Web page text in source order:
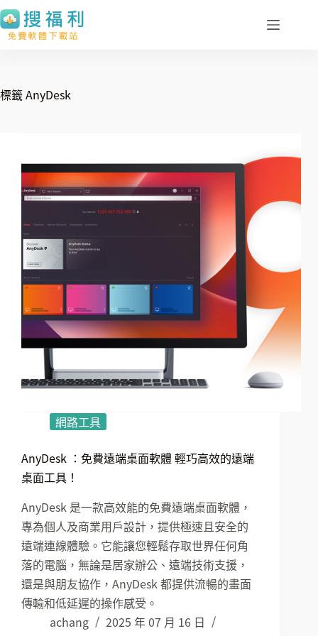
跳
至
內
容
標籤AnyDesk
網路工具
AnyDesk ：免費遠端桌面軟體 輕巧高效的遠端
桌面工具！
AnyDesk 是一款高效能的免費遠端桌面軟體，
專為個人及商業用戶設計，提供極速且安全的
遠端連線體驗。它能讓您輕鬆存取世界任何角
落的電腦，無論是居家辦公、遠端技術支援，
還是與朋友協作，AnyDesk 都提供流暢的畫面
傳輸和低延遲的操作感受。
achang
2025 年 07 月 16 日